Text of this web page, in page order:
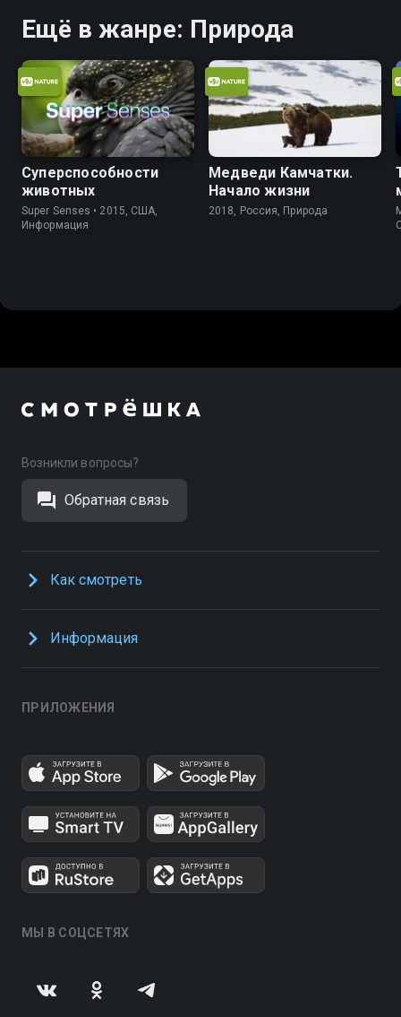
Ещё в жанре: Природа
Суперспособности
животных
Super Senses • 2015, США,
Информация
Медведи Камчатки.
Начало жизни
2018, Россия, Природа
Возникли вопросы?
Обратная связь
Как смотреть
Информация
ПРИЛОЖЕНИЯ
МЫ В СОЦСЕТЯХ